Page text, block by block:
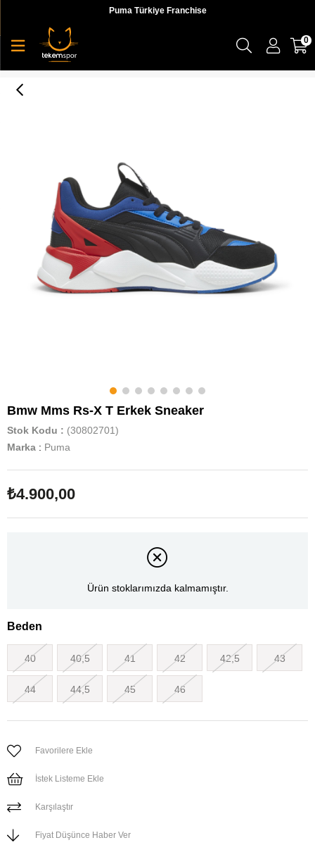
Puma Türkiye Franchise
0
Bmw Mms Rs-X T Erkek Sneaker
Stok Kodu
(30802701)
Marka : Puma
₺4.900,00
Ürün stoklarımızda kalmamıştır.
Beden
40 40,5 41 42 42,5 43
44 44,5 45 46
Favorilere Ekle
İstek Listeme Ekle
Karşılaştır
Fiyat Düşünce Haber Ver